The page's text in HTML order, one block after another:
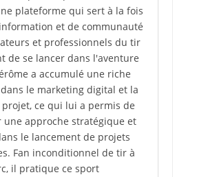
plateforme qui sert à la fois
et de communauté
et professionnels du tir
de se lancer dans l'aventure
a accumulé une riche
le marketing digital et la
ce qui lui a permis de
une approche stratégique et
le lancement de projets
Fan inconditionnel de tir à
il pratique ce sport